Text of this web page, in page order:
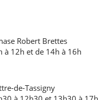
Robert Brettes
à 12h et de 14h à 16h
de-Tassigny